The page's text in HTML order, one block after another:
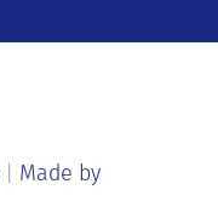
Made by